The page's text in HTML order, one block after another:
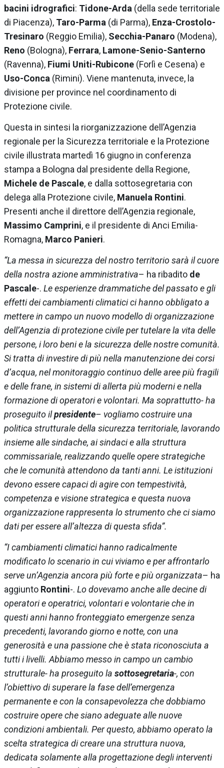
bacini idrografici: Tidone-Arda (della sede territoriale
di Piacenza), Taro-Parma (di Parma), Enza-Crostolo-
Tresinaro (Reggio Emilia), Secchia-Panaro (Modena),
Reno (Bologna), Ferrara, Lamone-Senio-Santerno
(Ravenna), Fiumi Uniti-Rubicone (Forlì e Cesena) e
Uso-Conca (Rimini). Viene mantenuta, invece, la
divisione per province nel coordinamento di
Protezione civile.
Questa in sintesi la riorganizzazione dell’Agenzia
regionale per la Sicurezza territoriale e la Protezione
civile illustrata martedì 16 giugno in conferenza
stampa a Bologna dal presidente della Regione,
Michele de Pascale, e dalla sottosegretaria con
delega alla Protezione civile, Manuela Rontini.
Presenti anche il direttore dell’Agenzia regionale,
Massimo Camprini, e il presidente di Anci Emilia-
Romagna, Marco Panieri.
“La messa in sicurezza del nostro territorio sarà il cuore
della nostra azione amministrativa– ha ribadito de
Pascale-. Le esperienze drammatiche del passato e gli
effetti dei cambiamenti climatici ci hanno obbligato a
mettere in campo un nuovo modello di organizzazione
dell’Agenzia di protezione civile per tutelare la vita delle
persone, i loro beni e la sicurezza delle nostre comunità.
Si tratta di investire di più nella manutenzione dei corsi
d’acqua, nel monitoraggio continuo delle aree più fragili
e delle frane, in sistemi di allerta più moderni e nella
formazione di operatori e volontari. Ma soprattutto- ha
proseguito ilpresidente– vogliamo costruire una
politica strutturale della sicurezza territoriale, lavorando
insieme alle sindache, ai sindaci e alla struttura
commissariale, realizzando quelle opere strategiche
che le comunità attendono da tanti anni. Le istituzioni
devono essere capaci di agire con tempestività,
competenza e visione strategica e questa nuova
organizzazione rappresenta lo strumento che ci siamo
dati per essere all’altezza di questa sfida”.
“I cambiamenti climatici hanno radicalmente
modificato lo scenario in cui viviamo e per affrontarlo
serve un’Agenzia ancora più forte e più organizzata– ha
aggiunto Rontini-. Lo dovevamo anche alle decine di
operatori e operatrici, volontari e volontarie che in
questi anni hanno fronteggiato emergenze senza
precedenti, lavorando giorno e notte, con una
generosità e una passione che è stata riconosciuta a
tutti i livelli. Abbiamo messo in campo un cambio
strutturale- ha proseguito la sottosegretaria-, con
l’obiettivo di superare la fase dell’emergenza
permanente e con la consapevolezza che dobbiamo
costruire opere che siano adeguate alle nuove
condizioni ambientali. Per questo, abbiamo operato la
scelta strategica di creare una struttura nuova,
dedicata solamente alla progettazione degli interventi